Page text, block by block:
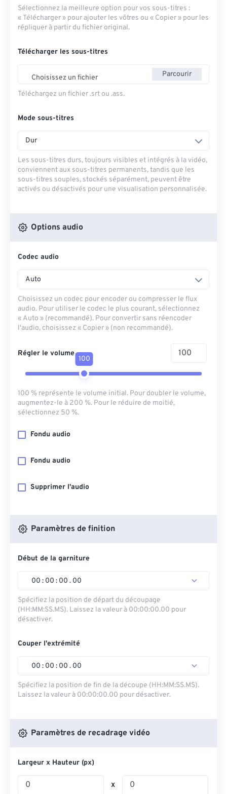
Sélectionnez la meilleure option pour vos sous-titres :
« Télécharger » pour ajouter les vôtres ou « Copier » pour les
répliquer à partir du fichier original.
Télécharger les sous-titres
Choisissez un fichier Parcourir
Téléchargez un fichier .srt ou .ass.
Mode sous-titres
Dur
Les sous-titres durs, toujours visibles et intégrés à la vidéo,
conviennent aux sous-titres permanents, tandis que les
sous-titres souples, stockés séparément, peuvent être
activés ou désactivés pour une visualisation personnalisée.
Options audio
Codec audio
Auto
Choisissez un codec pour encoder ou compresser le flux
audio. Pour utiliser le codec le plus courant, sélectionnez
« Auto » (recommandé). Pour convertir sans réencoder
l'audio, choisissez « Copier » (non recommandé).
Régler le volume
100
100 % représente le volume initial. Pour doubler le volume,
augmentez-le à 200 %. Pour le réduire de moitié,
sélectionnez 50 %.
Fondu audio
Fondu audio
Supprimer l'audio
Paramètres de finition
Début de la garniture
00 : 00 : 00 . 00
Spécifiez la position de départ du découpage
(HH:MM:SS.MS). Laissez la valeur à 00:00:00.00 pour
désactiver.
Couper l'extrémité
00 : 00 : 00 . 00
Spécifiez la position de fin de la découpe (HH:MM:SS.MS).
Laissez la valeur à 00:00:00.00 pour désactiver.
Paramètres de recadrage vidéo
Largeur x Hauteur (px)
x